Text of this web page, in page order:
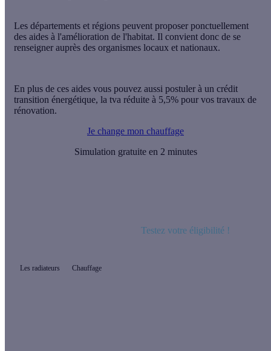
Les départements et régions peuvent proposer ponctuellement
des aides à l'amélioration de l'habitat. Il convient donc de se
renseigner auprès des organismes locaux et nationaux.
En plus de ces aides vous pouvez aussi postuler à un crédit
transition énergétique, la tva réduite à 5,5% pour vos travaux de
rénovation.
Je change mon chauffage
Simulation gratuite en 2 minutes
Testez votre éligibilité !
Les radiateurs Chauffage